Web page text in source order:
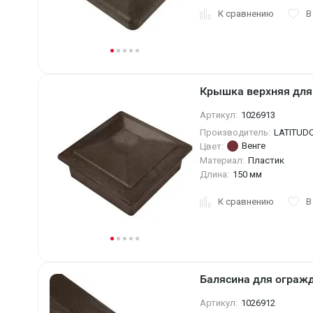
К сравнению В
Крышка верхняя
Артикул: 1026913
Производитель:
Цвет:
Венге
Материал: Пластик
Длина: 150 мм
К сравнению В
Балясина для
Артикул: 1026912